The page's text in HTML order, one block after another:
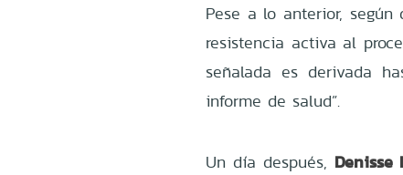
Pese a lo anterior,
resistencia activa al
señalada es derivada
informe de salud”.
Un día después,